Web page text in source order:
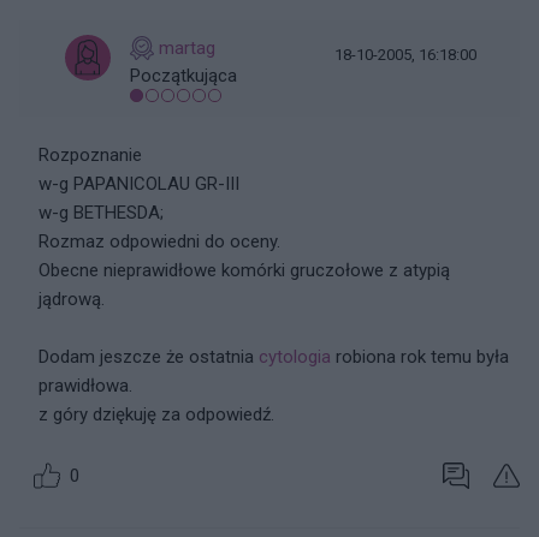
martag
Początkująca
18-10-2005, 16:18:00
Rozpoznanie
w-g PAPANICOLAU GR-III
w-g BETHESDA;
Rozmaz odpowiedni do oceny.
Obecne nieprawidłowe komórki gruczołowe z atypią
jądrową.
Dodam jeszcze że ostatnia cytologia robiona rok temu była
prawidłowa.
z góry dziękuję za odpowiedź.
0